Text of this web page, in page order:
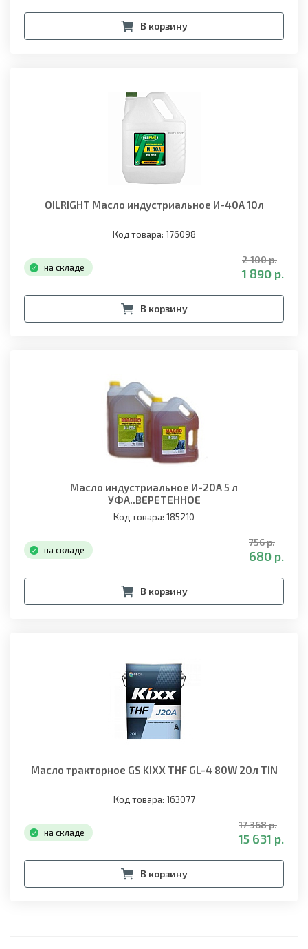
В корзину
OILRIGHT Масло индустриальное И-40А 10л
Код товара: 176098
на складе
2 100 р.
1 890 р.
В корзину
Масло индустриальное И-20А 5 л
УФА..ВЕРЕТЕННОЕ
Код товара: 185210
на складе
756 р.
680 р.
В корзину
Масло тракторное GS KIXX THF GL-4 80W 20л TIN
Код товара: 163077
на складе
17 368 р.
15 631 р.
В корзину